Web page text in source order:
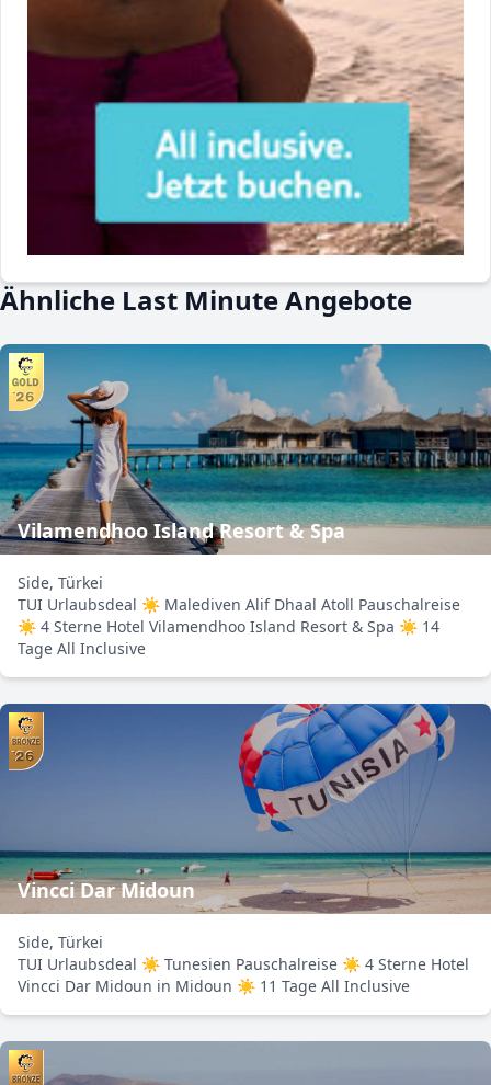
Ähnliche Last Minute Angebote
Vilamendhoo Island Resort & Spa
Side, Türkei
TUI Urlaubsdeal ☀ Malediven Alif Dhaal Atoll Pauschalreise
☀ 4 Sterne Hotel Vilamendhoo Island Resort & Spa ☀ 14
Tage All Inclusive
Vincci Dar Midoun
Side, Türkei
TUI Urlaubsdeal ☀ Tunesien Pauschalreise ☀ 4 Sterne Hotel
Vincci Dar Midoun in Midoun ☀ 11 Tage All Inclusive